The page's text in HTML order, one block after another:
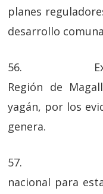
planes
desarrollo
56. Expulsar
Región de
yagán, por los
genera.
57.
nacional para